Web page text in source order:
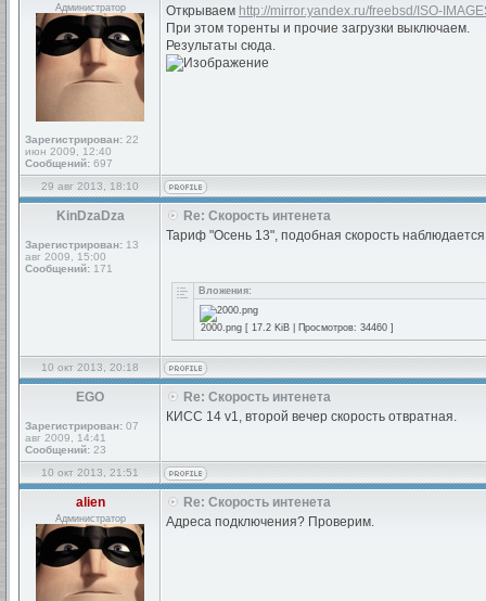
Администратор
Зарегистрирован: 22
июн 2009, 12:40
Сообщений: 697
Открываем http://mirror.yandex.ru/freebsd/ISO-
При этом торенты и прочие загрузки выключаем.
Результаты сюда.
29 авг 2013, 18:10
KinDzaDza
Зарегистрирован: 13
авг 2009, 15:00
Сообщений: 171
Re: Скорость интенета
Тариф "Осень 13", подобная скорость
Вложения:
2000.png [ 17.2 KiB | Просмотров: 34460 ]
10 окт 2013, 20:18
EGO
Зарегистрирован: 07
авг 2009, 14:41
Сообщений: 23
Re: Скорость интенета
КИСС 14 v1, второй вечер скорость отвратная.
10 окт 2013, 21:51
alien
Администратор
Re: Скорость интенета
Адреса подключения? Проверим.